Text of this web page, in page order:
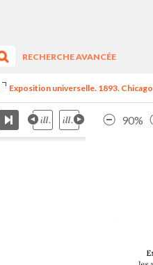
RECHERCHE AVANCÉE
Exposition universelle. 1893.
90%